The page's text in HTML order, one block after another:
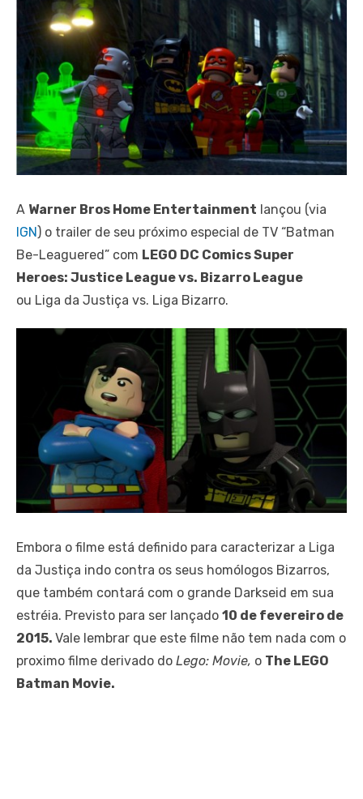
A Warner Bros Home Entertainment lançou (via
IGN) o trailer de seu próximo especial de TV “Batman
Be-Leaguered” com LEGO DC Comics Super
Heroes: Justice League vs. Bizarro League
ou Liga da Justiça vs. Liga Bizarro.
Embora o filme está definido para caracterizar a Liga
da Justiça indo contra os seus homólogos Bizarros,
que também contará com o grande Darkseid em sua
estréia. Previsto para ser lançado 10 de fevereiro de
2015. Vale lembrar que este filme não tem nada com o
proximo filme derivado do Lego: Movie, o The LEGO
Batman Movie.